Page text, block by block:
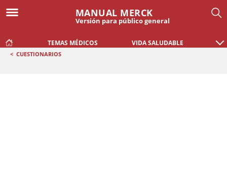
MANUAL MERCK
Versión para público general
TEMAS MÉDICOS VIDA SALUDABLE
< CUESTIONARIOS